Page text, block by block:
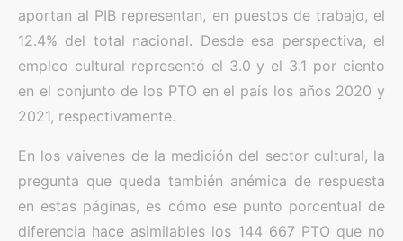
aportan al PIB representan, en puestos de trabajo, el
12.4% del total nacional. Desde esa perspectiva, el
empleo cultural representó el 3.0 y el 3.1 por ciento
en el conjunto de los PTO en el país los años 2020 y
2021, respectivamente.
En los vaivenes de la medición del sector cultural, la
pregunta que queda también anémica de respuesta
en estas páginas, es cómo ese punto porcentual de
diferencia hace asimilables los 144 667 PTO que no